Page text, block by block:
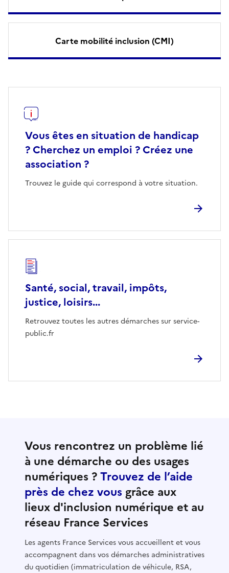
Carte mobilité inclusion (CMI)
Vous êtes en situation de handicap
? Cherchez un emploi ? Créez une
association ?
Trouvez le guide qui correspond à votre situation.
Santé, social, travail, impôts,
justice, loisirs...
Retrouvez toutes les autres démarches sur service-
public.fr
Vous rencontrez un problème lié
à une démarche ou des usages
numériques ?Trouvez de l’aide
près de chez vous grâce aux
lieux d'inclusion numérique et au
réseau France Services
Les agents France Services vous accueillent et vous
accompagnent dans vos démarches administratives
du quotidien (immatriculation de véhicule, RSA,